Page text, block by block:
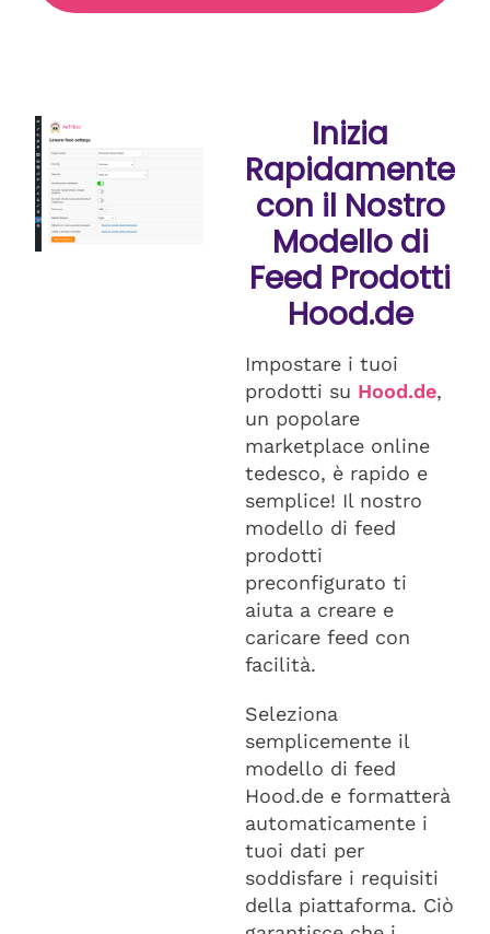
Inizia
Rapidamente
con il Nostro
Modello di
Feed Prodotti
Hood.de
Impostare i tuoi
prodotti su Hood.de,
un popolare
marketplace online
tedesco, è rapido e
semplice! Il nostro
modello di feed
prodotti
preconfigurato ti
aiuta a creare e
caricare feed con
facilità.
Seleziona
semplicemente il
modello di feed
Hood.de e formatterà
automaticamente i
tuoi dati per
soddisfare i requisiti
della piattaforma. Ciò